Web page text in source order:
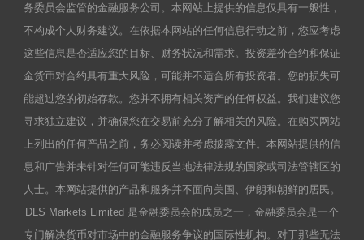
务委员会监管的金融服务公司。本网站上提供的信息仅具有一般性，
不构成个人财务建议。在依据本网站的任何信息行动之前，您应考虑
这些信息是否适应您的目标、财务状况和需求。投资差价合约和保证
金货币对合约具有重大风险，可能并不适合所有投资者。您的损失可
能超过您的初始存款。您并不拥有相关资产的任何权益。我们建议您
寻求独立建议，并确保您在交易前充分了解相关的风险。在购买网站
上列出的任何产品之前，务必阅读并考虑披露文件。本网站提供的信
息和广告并未针对任何可能违反当地法律法规的国家或司法管辖区的
人士。本网站提供的产品和服务并不面向美国、伊朗和朝鲜的居民。
DLS Markets Limited 是金融委员会的成员之一，金融委员会是一个
专门解决货币对市场中的金融服务争议的国际性机构。对于那些无法